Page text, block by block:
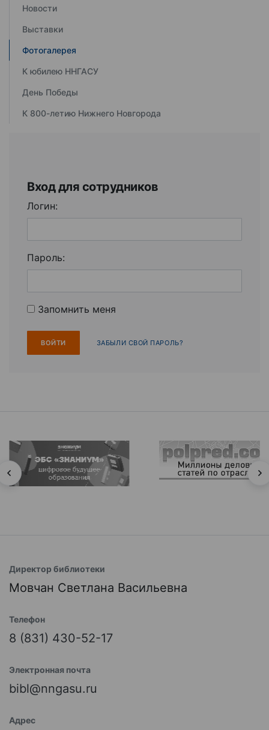
Новости
Выставки
Фотогалерея
К юбилею ННГАСУ
День Победы
К 800-летию Нижнего Новгорода
Вход для сотрудников
Логин:
Пароль:
Запомнить меня
ЗАБЫЛИ СВОЙ ПАРОЛЬ?
Директор библиотеки
Мовчан Светлана Васильевна
Телефон
8 (831) 430-52-17
Электронная почта
bibl@nngasu.ru
Адрес